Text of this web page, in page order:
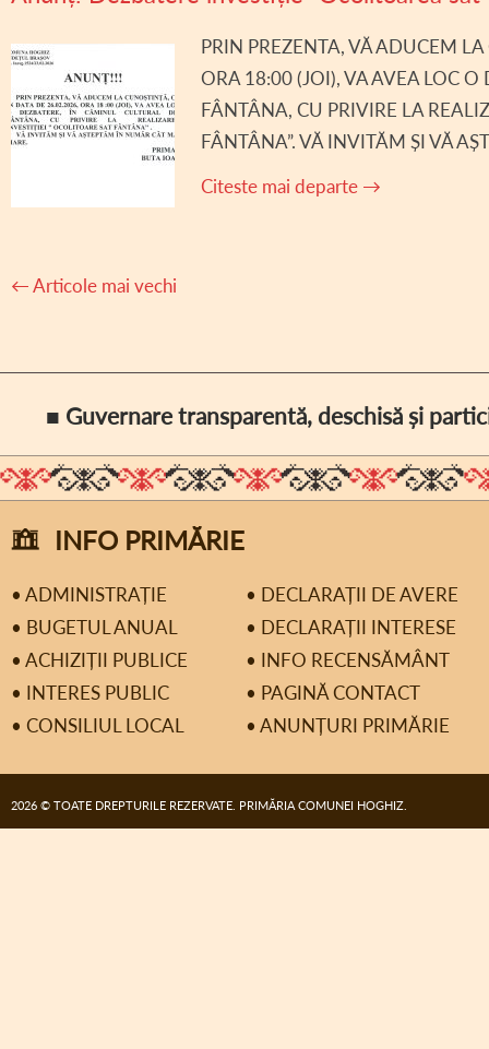
PRIN PREZENTA, VĂ ADUCEM
ORA 18:00 (JOI), VA AVEA LOC
FÂNTÂNA, CU PRIVIRE LA
FÂNTÂNA”. VĂ INVITĂM ȘI VĂ
Citeste mai departe →
Navigare
articole
←Articole mai vechi
■ Guvernare transparentă, deschisă și
INFO PRIMĂRIE
• ADMINISTRAȚIE
• DECLARAȚII DE AVERE
• BUGETUL ANUAL
• DECLARAȚII INTERESE
• ACHIZIȚII PUBLICE
• INFO RECENSĂMÂNT
• INTERES PUBLIC
• PAGINĂ CONTACT
• CONSILIUL LOCAL
• ANUNȚURI PRIMĂRIE
2026 © TOATE DREPTURILE REZERVATE. PRIMĂRIA COMUNEI HOGHIZ.